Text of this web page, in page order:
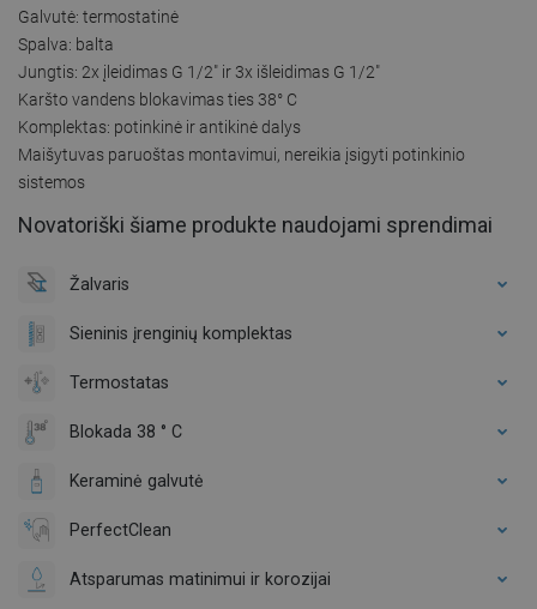
Galvutė: termostatinė
Spalva: balta
Jungtis: 2x įleidimas G 1/2" ir 3x išleidimas G 1/2"
Karšto vandens blokavimas ties 38° C
Komplektas: potinkinė ir antikinė dalys
Maišytuvas paruoštas montavimui, nereikia įsigyti potinkinio
sistemos
Novatoriški šiame produkte naudojami sprendimai
Žalvaris
Sieninis įrenginių komplektas
Termostatas
Blokada 38 ° C
Keraminė galvutė
PerfectClean
Atsparumas matinimui ir korozijai